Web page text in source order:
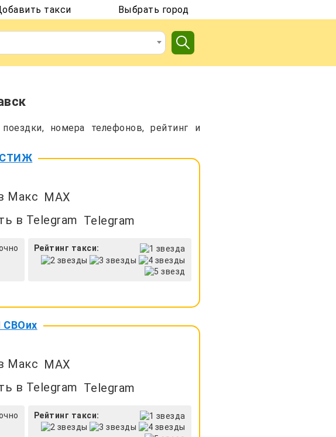
такси Выбрать город
номера телефонов, рейтинг и
MAX
Telegram
Рейтинг такси:
MAX
Telegram
Рейтинг такси: